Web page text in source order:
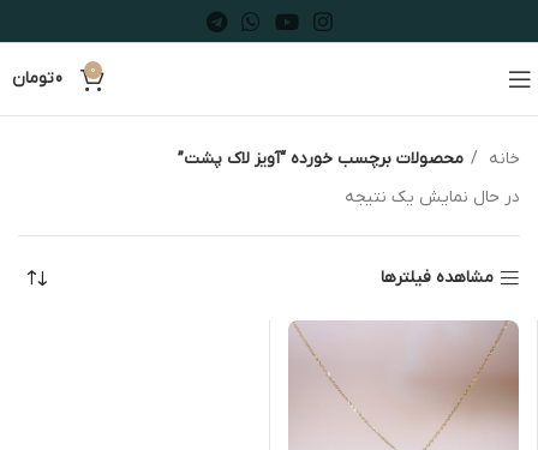
0
0تومان
خانه
محصولات برچسب خورده “آویز لاک پشت”
در حال نمایش یک نتیجه
مشاهده فیلترها